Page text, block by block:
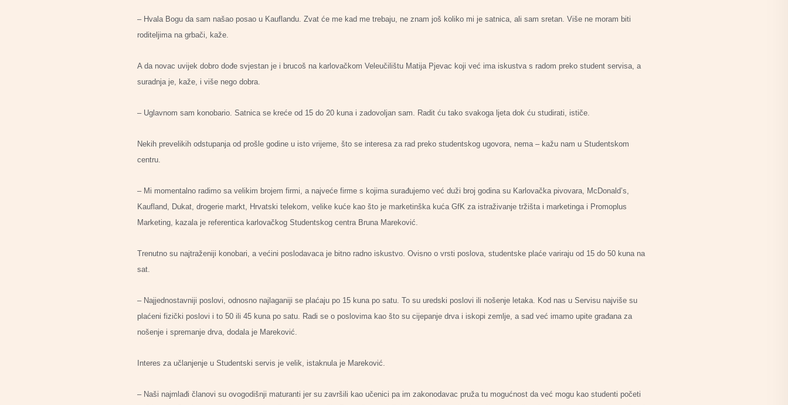
– Hvala Bogu da sam našao posao u Kauflandu. Zvat će me kad me trebaju, ne znam još koliko mi je satnica, ali sam sretan. Više ne moram biti
roditeljima na grbači, kaže.
A da novac uvijek dobro dođe svjestan je i brucoš na karlovačkom Veleučilištu Matija Pjevac koji već ima iskustva s radom preko student servisa, a
suradnja je, kaže, i više nego dobra.
– Uglavnom sam konobario. Satnica se kreće od 15 do 20 kuna i zadovoljan sam. Radit ću tako svakoga ljeta dok ću studirati, ističe.
Nekih prevelikih odstupanja od prošle godine u isto vrijeme, što se interesa za rad preko studentskog ugovora, nema – kažu nam u Studentskom
centru.
– Mi momentalno radimo sa velikim brojem firmi, a najveće firme s kojima surađujemo već duži broj godina su Karlovačka pivovara, McDonald’s,
Kaufland, Dukat, drogerie markt, Hrvatski telekom, velike kuće kao što je marketinška kuća GfK za istraživanje tržišta i marketinga i Promoplus
Marketing, kazala je referentica karlovačkog Studentskog centra Bruna Mareković.
Trenutno su najtraženiji konobari, a većini poslodavaca je bitno radno iskustvo. Ovisno o vrsti poslova, studentske plaće variraju od 15 do 50 kuna na
sat.
– Najjednostavniji poslovi, odnosno najlaganiji se plaćaju po 15 kuna po satu. To su uredski poslovi ili nošenje letaka. Kod nas u Servisu najviše su
plaćeni fizički poslovi i to 50 ili 45 kuna po satu. Radi se o poslovima kao što su cijepanje drva i iskopi zemlje, a sad već imamo upite građana za
nošenje i spremanje drva, dodala je Mareković.
Interes za učlanjenje u Studentski servis je velik, istaknula je Mareković.
– Naši najmlađi članovi su ovogodišnji maturanti jer su završili kao učenici pa im zakonodavac pruža tu mogućnost da već mogu kao studenti početi